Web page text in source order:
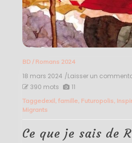
BD/ Romans 2024
18 mars 2024 /Laisser un
390 mots 11
Taggedexil famille, Futuropolis
Migrants
Ce que je sais de